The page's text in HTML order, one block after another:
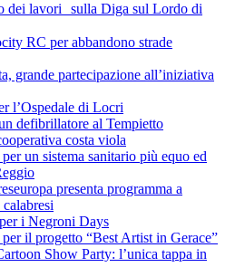
dei lavori sulla Diga sul Lordo di
RC per abbandono strade
grande partecipazione all’iniziativa
l’Ospedale di Locri
defibrillatore al Tempietto
costa viola
un sistema sanitario più equo ed
presenta programma a
i Negroni Days
il progetto “Best Artist in Gerace”
Show Party: l’unica tappa in